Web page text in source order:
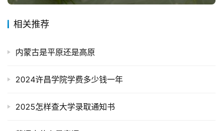
相关推荐
内蒙古是平原还是高原
2024许昌学院学费多少钱一年
2025怎样查大学录取通知书